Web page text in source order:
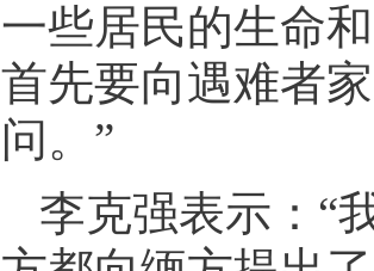
一些居民的生命
首先要向遇难者
问。”
李克强表示：“